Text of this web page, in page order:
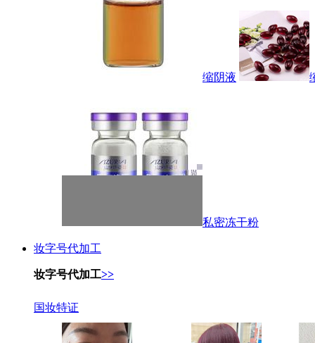
缩阴液
私密冻干粉
妆字号代加工
妆字号代加工>>
国妆特证